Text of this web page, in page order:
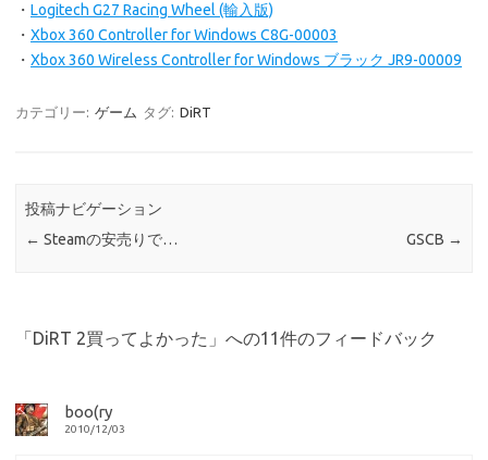
・ Logitech G27 Racing Wheel (輸入版)
・ Xbox 360 Controller for Windows C8G-00003
・ Xbox 360 Wireless Controller for Windows ブラック JR9-00009
カテゴリー: ゲーム タグ: DiRT
投稿ナビゲーション
← Steamの安売りで… GSCB →
「DiRT 2買ってよかった 」への11件のフィードバック
boo(ry
2010/12/03